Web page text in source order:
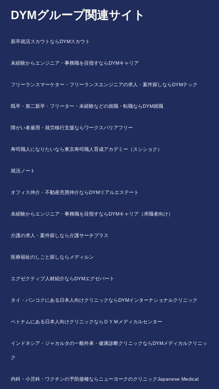
DYMグループ関連サイト
新卒就活スカウトならDYMスカウト
未経験からエンジニア・事務職を目指すならDYMキャリア
フリーランスマーケター・フリーランスエンジニアの求人・案件探しならDYMテック
既卒・第二新卒・フリーター・未経験などの就職・転職ならDYM就職
障がい者雇用・就労移行支援ならワークスバリアフリー
寿司職人になりたいなら東京寿司職人育成アカデミー（スシショク）
就活ノート
オフィス仲介・不動産売買仲介ならDYMリアルエステート
未経験からエンジニア・事務職を目指すならDYMキャリア（求職者向け）
介護の求人・案件探しなら介護サーチプラス
医療福祉のしごと探しならメディルン
エグゼクティブ人材紹介ならDYMエグゼパート
タイ・バンコクにある日本人向けクリニックならDYMインターナショナルクリニック
ベトナムにある日本人向けクリニックならＤＹＭメディカルセンター
インドネシア・ジャカルタの一般外来・健康診断クリニックならDYMメディカルクリニッ
ク
内科・小児科・ワクチンの予防接種ならニューヨークのクリニックJapanese Medical